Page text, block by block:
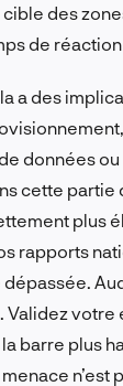
des
de réaction
a des
données
cette partie
plus
rapports
Validez votre
barre plus
n’est